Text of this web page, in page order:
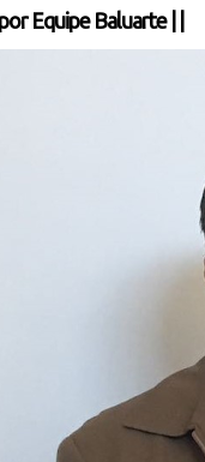
Equipe Baluarte